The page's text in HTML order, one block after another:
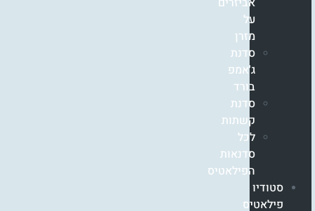
על
מזרן
סדנת
ג'אמפ
בורד
סדנת
קשתות
לכל
סדנאות
הפילאטיס
סטודיו
פילאטיס